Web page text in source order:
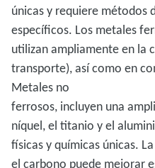
únicas y requiere métodos
específicos. Los metales
utilizan ampliamente en la
transporte), así como en
Metales no
ferrosos, incluyen una
níquel, el titanio y el
físicas y químicas únicas.
el carbono puede mejorar